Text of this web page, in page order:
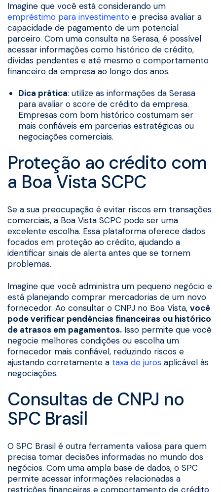
Imagine que você está considerando um
empréstimo para investimento e precisa avaliar a
capacidade de pagamento de um potencial
parceiro. Com uma consulta na Serasa, é possível
acessar informações como histórico de crédito,
dívidas pendentes e até mesmo o comportamento
financeiro da empresa ao longo dos anos.
Dica prática: utilize as informações da Serasa
para avaliar o score de crédito da empresa.
Empresas com bom histórico costumam ser
mais confiáveis em parcerias estratégicas ou
negociações comerciais.
Proteção ao crédito com
a Boa Vista SCPC
Se a sua preocupação é evitar riscos em transações
comerciais, a Boa Vista SCPC pode ser uma
excelente escolha. Essa plataforma oferece dados
focados em proteção ao crédito, ajudando a
identificar sinais de alerta antes que se tornem
problemas.
Imagine que você administra um pequeno negócio e
está planejando comprar mercadorias de um novo
fornecedor. Ao consultar o CNPJ no Boa Vista, você
pode verificar pendências financeiras ou histórico
de atrasos em pagamentos. Isso permite que você
negocie melhores condições ou escolha um
fornecedor mais confiável, reduzindo riscos e
ajustando corretamente a taxa de juros aplicável às
negociações.
Consultas de CNPJ no
SPC Brasil
O SPC Brasil é outra ferramenta valiosa para quem
precisa tomar decisões informadas no mundo dos
negócios. Com uma ampla base de dados, o SPC
permite acessar informações relacionadas a
restrições financeiras e comportamento de crédito